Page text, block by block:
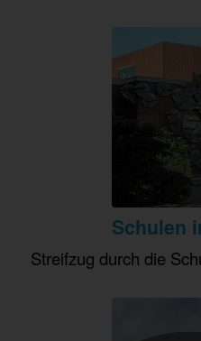
Schulen
Streifzug durch die